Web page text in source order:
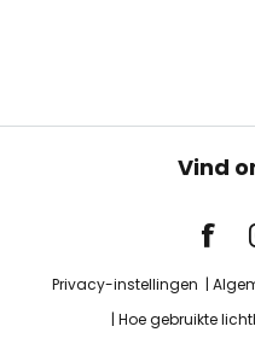
Vind
Privacy-instellingen
Hoe gebruikte